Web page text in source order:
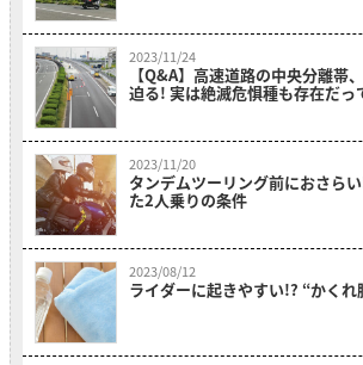
2023/11/24
【Q&A】高速道路の中央分離帯
迫る! 実は絶滅危惧種も存在だっ
2023/11/20
タンデムツーリング前におさら
た2人乗りの条件
2023/08/12
ライダーに起きやすい!? “かくれ